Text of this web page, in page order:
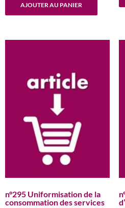
AJOUTER AU PANIER
n°295 Uniformisation de la
consommation des services